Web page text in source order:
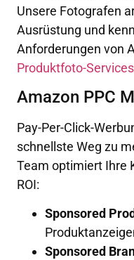
Unsere Fotografen
Ausrüstung und
Anforderungen von
Produktfoto-
Amazon PPC
Pay-Per-Click-
schnellste Weg zu
Team optimiert Ihre
ROI:
Sponsored
Sponsored